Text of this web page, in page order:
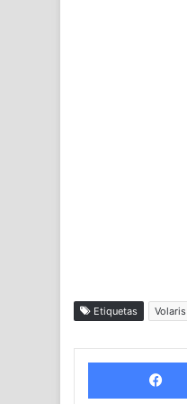
Etiquetas Volaris